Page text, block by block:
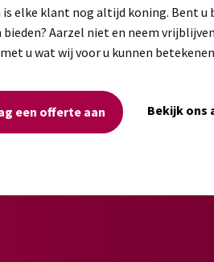
elke klant nog altijd koning. Bent u
bieden? Aarzel niet en neem
u wat wij voor u kunnen
een offerte aan Bekijk ons